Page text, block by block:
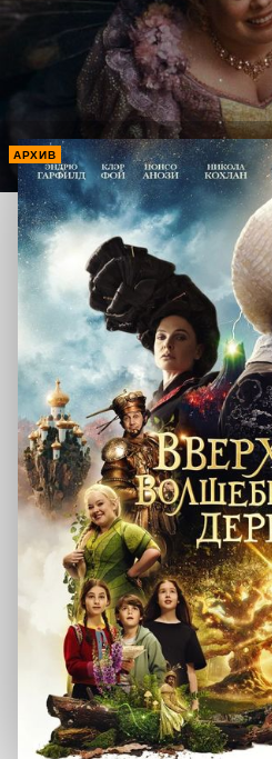
АРХИВ